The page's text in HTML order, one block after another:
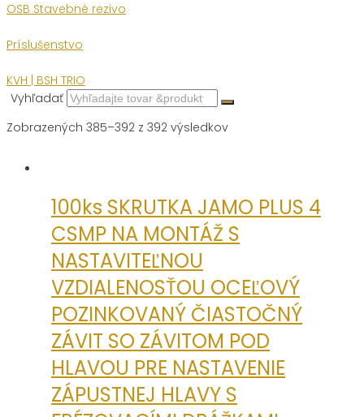
OSB Stavebné rezivo
Príslušenstvo
KVH | BSH TRIO
Vyhľadať
Zobrazených 385–392 z 392 výsledkov
100ks SKRUTKA JAMO PLUS 4
CSMP NA MONTÁŽ S
NASTAVITEĽNOU
VZDIALENOSŤOU OCEĽOVÝ
POZINKOVANÝ ČIASTOČNÝ
ZÁVIT SO ZÁVITOM POD
HLAVOU PRE NASTAVENIE
ZÁPUSTNEJ HLAVY S